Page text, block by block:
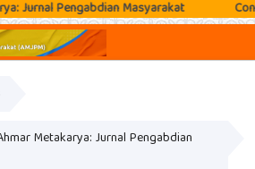
Pengabdian Masyarakat
Metakarya: Jurnal Pengabdian